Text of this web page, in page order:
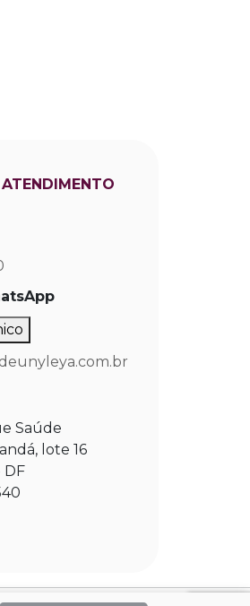
Saúde
lote 16
DF